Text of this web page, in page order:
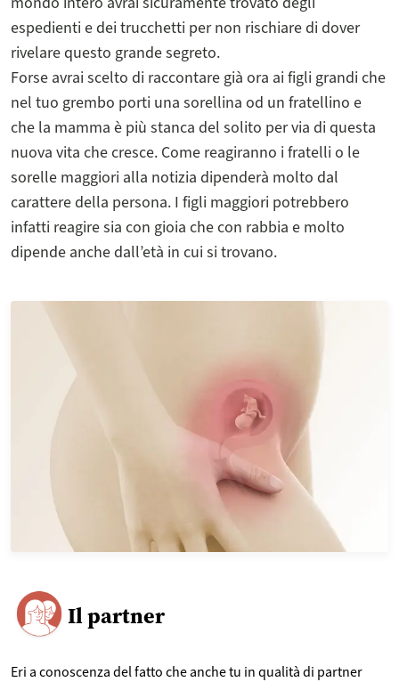
espedienti e dei trucchetti per non rischiare di dover
rivelare questo grande segreto.
Forse avrai scelto di raccontare già ora ai figli grandi che
nel tuo grembo porti una sorellina od un fratellino e
che la mamma è più stanca del solito per via di questa
nuova vita che cresce. Come reagiranno i fratelli o le
sorelle maggiori alla notizia dipenderà molto dal
carattere della persona. I figli maggiori potrebbero
infatti reagire sia con gioia che con rabbia e molto
dipende anche dall’età in cui si trovano.
Il partner
Eri a conoscenza del fatto che anche tu in qualità di partner